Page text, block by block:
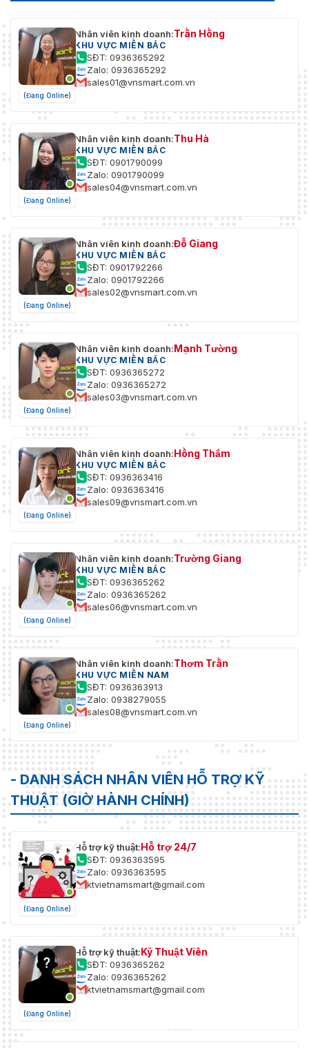
(Đang Online)
Nhân viên kinh doanh:Trần Hồng
KHU VỰC MIỀN BẮC
SĐT: 0936365292
Zalo: 0936365292
sales01@vnsmart.com.vn
(Đang Online)
Nhân viên kinh doanh:Thu Hà
KHU VỰC MIỀN BẮC
SĐT: 0901790099
Zalo: 0901790099
sales04@vnsmart.com.vn
(Đang Online)
Nhân viên kinh doanh:Đỗ Giang
KHU VỰC MIỀN BẮC
SĐT: 0901792266
Zalo: 0901792266
sales02@vnsmart.com.vn
(Đang Online)
Nhân viên kinh doanh:Mạnh Tường
KHU VỰC MIỀN BẮC
SĐT: 0936365272
Zalo: 0936365272
sales03@vnsmart.com.vn
(Đang Online)
Nhân viên kinh doanh:Hồng Thắm
KHU VỰC MIỀN BẮC
SĐT: 0936363416
Zalo: 0936363416
sales09@vnsmart.com.vn
(Đang Online)
Nhân viên kinh doanh:Trường Giang
KHU VỰC MIỀN BẮC
SĐT: 0936365262
Zalo: 0936365262
sales06@vnsmart.com.vn
(Đang Online)
Nhân viên kinh doanh:Thơm Trần
KHU VỰC MIỀN NAM
SĐT: 0936363913
Zalo: 0938279055
sales08@vnsmart.com.vn
- DANH SÁCH NHÂN VIÊN HỖ TRỢ KỸ
THUẬT (GIỜ HÀNH CHÍNH)
(Đang Online)
Hỗ trợ kỹ thuật:Hỗ trợ 24/7
SĐT: 0936363595
Zalo: 0936363595
ktvietnamsmart@gmail.com
(Đang Online)
Hỗ trợ kỹ thuật:Kỹ Thuật Viên
SĐT: 0936365262
Zalo: 0936365262
ktvietnamsmart@gmail.com